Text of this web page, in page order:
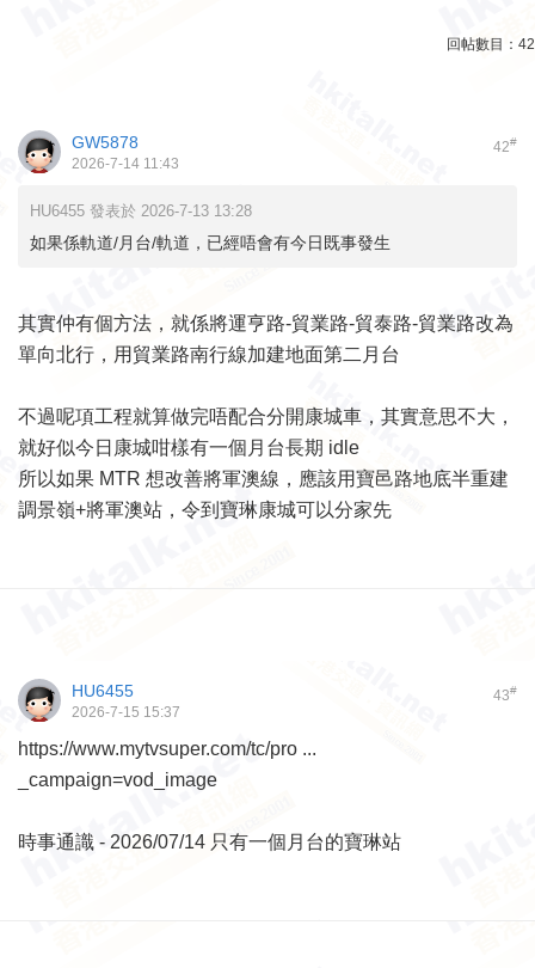
回帖數目： 42
42#
GW5878
2026-7-14 11:43
HU6455 發表於 2026-7-13 13:28
如果係軌道/月台/軌道，已經唔會有今日既事發生
其實仲有個方法，就係將運亨路-貿業路-貿泰路-貿業路改為
單向北行，用貿業路南行線加建地面第二月台
不過呢項工程就算做完唔配合分開康城車，其實意思不大，
就好似今日康城咁樣有一個月台長期 idle
所以如果 MTR 想改善將軍澳線，應該用寶邑路地底半重建
調景嶺+將軍澳站，令到寶琳康城可以分家先
43#
HU6455
2026-7-15 15:37
https://www.mytvsuper.com/tc/pro ...
_campaign=vod_image
時事通識 - 2026/07/14 只有一個月台的寶琳站